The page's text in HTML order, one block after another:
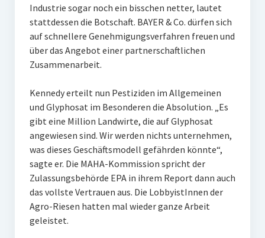
Industrie sogar noch ein bisschen netter, lautet
stattdessen die Botschaft. BAYER & Co. dürfen sich
auf schnellere Genehmigungsverfahren freuen und
über das Angebot einer partnerschaftlichen
Zusammenarbeit.
Kennedy erteilt nun Pestiziden im Allgemeinen
und Glyphosat im Besonderen die Absolution. „Es
gibt eine Million Landwirte, die auf Glyphosat
angewiesen sind. Wir werden nichts unternehmen,
was dieses Geschäftsmodell gefährden könnte“,
sagte er. Die MAHA-Kommission spricht der
Zulassungsbehörde EPA in ihrem Report dann auch
das vollste Vertrauen aus. Die LobbyistInnen der
Agro-Riesen hatten mal wieder ganze Arbeit
geleistet.